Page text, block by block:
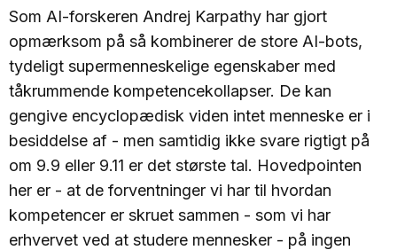
Som AI-forskeren Andrej Karpathy har gjort
opmærksom på så kombinerer de store AI-bots,
tydeligt supermenneskelige egenskaber med
tåkrummende kompetencekollapser. De kan
gengive encyclopædisk viden intet menneske er i
besiddelse af - men samtidig ikke svare rigtigt på
om 9.9 eller 9.11 er det største tal. Hovedpointen
her er - at de forventninger vi har til hvordan
kompetencer er skruet sammen - som vi har
erhvervet ved at studere mennesker - på ingen